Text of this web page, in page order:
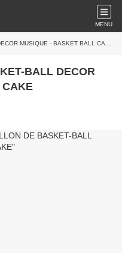
MENU
MUSIQUE - BASKET BALL CAKE
BALL DECOR
CAKE